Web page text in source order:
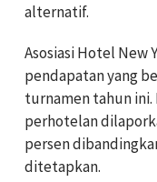
alternatif.
Asosiasi Hotel New
pendapatan yang
turnamen tahun
perhotelan
persen
ditetapkan.